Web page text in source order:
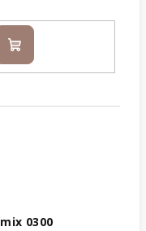
Do
košíku
0300